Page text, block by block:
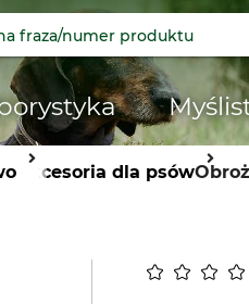
Akcesoria dla psów